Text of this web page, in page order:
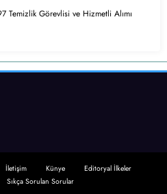
Temizlik Görevlisi ve Hizmetli Alımı
İletişim Künye
Editoryal İlkeler
Sıkça Sorulan Sorular